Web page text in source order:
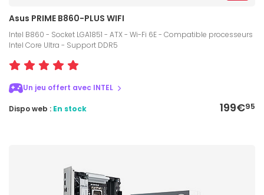
Asus PRIME B860-PLUS WIFI
Intel B860 - Socket LGA1851 - ATX - Wi-Fi 6E - Compatible processeurs
Intel Core Ultra - Support DDR5
Un jeu offert avec INTEL
199€95
Dispo web : En stock